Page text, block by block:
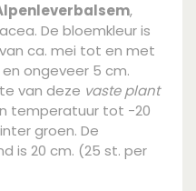
,
De bloemkleur is
ca. mei tot en met
ongeveer 5 cm.
van deze vaste plant
temperatuur tot -20
groen. De
is 20 cm. (25 st. per